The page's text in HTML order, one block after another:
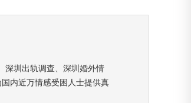
深圳出轨调查、深圳婚外情
内近万情感受困人士提供真